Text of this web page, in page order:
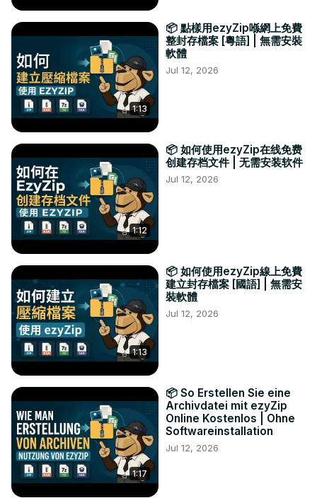
1:13
📦 點樣用ezyZip喺網上免費
整封存檔案 [粵語] | 無需安裝
軟體
Jul 12, 2026
1:12
📦 如何使用ezyZip在线免费
创建存档文件 | 无需安装软件
Jul 12, 2026
1:13
📦 如何使用ezyZip線上免費
建立封存檔案 [國語] | 無需安
裝軟體
Jul 12, 2026
1:17
📦 So Erstellen Sie eine
Archivdatei mit ezyZip
Online Kostenlos | Ohne
Softwareinstallation
Jul 12, 2026